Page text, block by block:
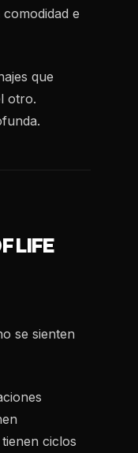
e
que
otro.
LIFE
se sienten
ciclos